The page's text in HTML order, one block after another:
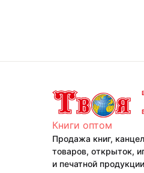
Книги оптом
Продажа книг,
товаров, открыток,
и печатной